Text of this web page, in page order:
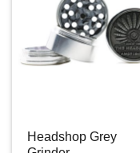
Headshop Grey